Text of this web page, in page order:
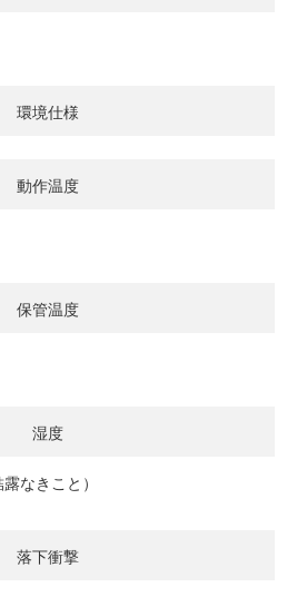
環境仕様
動作温度
保管温度
湿度
なきこと）
落下衝撃